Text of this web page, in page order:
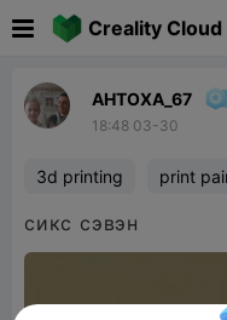
Creality Cloud
AHTOXA_67
18:48 03-30
3d printing print
сикс сэвэн